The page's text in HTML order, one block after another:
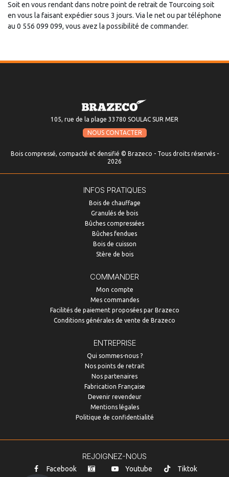
Soit en vous rendant dans notre point de retrait de Tourcoing soit
en vous la faisant expédier sous 3 jours. Via le net ou par téléphone
au 0 556 099 099, vous avez la possibilité de commander.
105, rue de la plage 33780 SOULAC SUR MER
NOUS CONTACTER
Bois compressé, compacté et densifié © Brazeco - Tous droits réservés -
2026
INFOS PRATIQUES
Bois de chauffage
Granulés de bois
Bûches compressées
Bûches fendues
Bois de cuisson
Stère de bois
COMMANDER
Mon compte
Mes commandes
Facilités de paiement proposées par Brazeco
Conditions générales de vente de Brazeco
ENTREPRISE
Qui sommes-nous ?
Nos points de retrait
Nos partenaires
Fabrication Française
Devenir revendeur
Mentions légales
Politique de confidentialité
REJOIGNEZ-NOUS
Facebook Youtube Tiktok